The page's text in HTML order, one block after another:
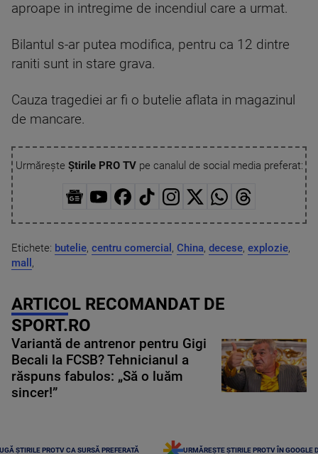
aproape in intregime de incendiul care a urmat.
Bilantul s-ar putea modifica, pentru ca 12 dintre
raniti sunt in stare grava.
Cauza tragediei ar fi o butelie aflata in magazinul
de mancare.
Urmărește Știrile PRO TVpe canalul de social media preferat:
Etichete: butelie, centru comercial , China, decese, explozie,
mall ,
ARTICOL RECOMANDAT DE
SPORT.RO
Variantă de antrenor pentru Gigi
Becali la FCSB? Tehnicianul a
răspuns fabulos: „Să o luăm
sincer!”
ȘTIRILE PROTV CA SURSĂ PREFERATĂ URMĂREȘTE ȘTIRILE PROTV ÎN GOOGLE